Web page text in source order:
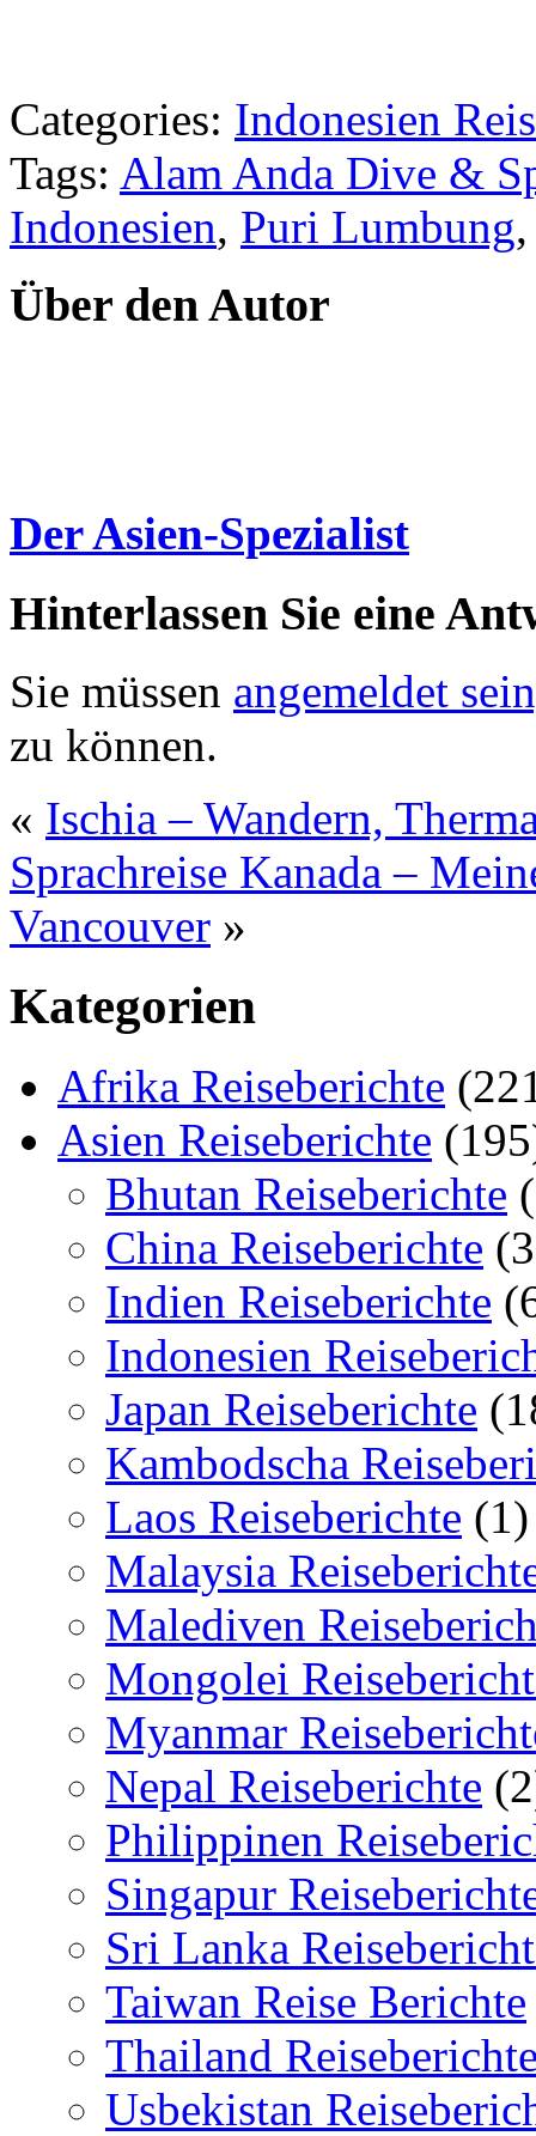
Categories: Indonesien
Tags: Alam Anda Dive &
Indonesien, Puri Lumbung
Über den Autor
Der Asien-Spezialist
Hinterlassen Sie eine
Sie müssen angemeldet
zu können.
« Ischia – Wandern,
Sprachreise Kanada –
Vancouver »
Kategorien
Afrika Reiseberichte
Asien Reiseberichte
Bhutan Reiseberichte
China Reiseberichte
Indien Reiseberichte
Indonesien
Japan Reiseberichte
Kambodscha
Laos Reiseberichte (1)
Malaysia
Malediven
Mongolei
Myanmar
Nepal Reiseberichte
Philippinen
Singapur
Sri Lanka
Taiwan Reise Berichte
Thailand
Usbekistan